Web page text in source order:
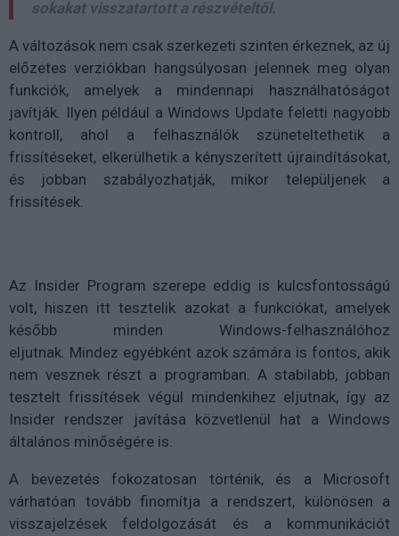
sokakat visszatartott a részvételtől.
A változások nem csak szerkezeti szinten érkeznek, az új
előzetes verziókban hangsúlyosan jelennek meg olyan
funkciók, amelyek a mindennapi használhatóságot
javítják. Ilyen például a Windows Update feletti nagyobb
kontroll, ahol a felhasználók szüneteltethetik a
frissítéseket, elkerülhetik a kényszerített újraindításokat,
és jobban szabályozhatják, mikor települjenek a
frissítések.
Az Insider Program szerepe eddig is kulcsfontosságú
volt, hiszen itt tesztelik azokat a funkciókat, amelyek
később minden Windows-felhasználóhoz
eljutnak. Mindez egyébként azok számára is fontos, akik
nem vesznek részt a programban. A stabilabb, jobban
tesztelt frissítések végül mindenkihez eljutnak, így az
Insider rendszer javítása közvetlenül hat a Windows
általános minőségére is.
A bevezetés fokozatosan történik, és a Microsoft
várhatóan tovább finomítja a rendszert, különösen a
visszajelzések feldolgozását és a kommunikációt